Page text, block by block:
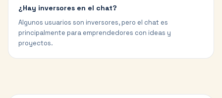
¿Hay inversores en el chat?
Algunos usuarios son inversores, pero el chat es
principalmente para emprendedores con ideas y
proyectos.